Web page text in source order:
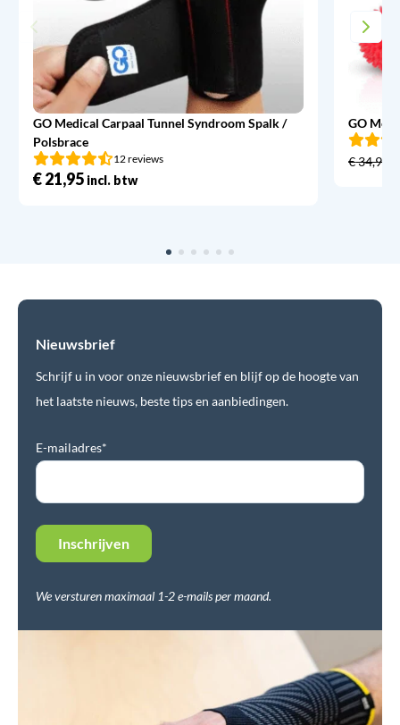
GO Medical Carpaal Tunnel Syndroom Spalk /
Polsbrace
12 reviews
€21,95 incl. btw
GO
€34,95
Nieuwsbrief
Schrijf u in voor onze nieuwsbrief en blijf op de hoogte van
het laatste nieuws, beste tips en aanbiedingen.
E-mailadres*
We versturen maximaal 1-2 e-mails per maand.